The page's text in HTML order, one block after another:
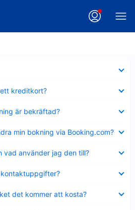
kreditkort?
är bekräftad?
min bokning via Booking.com?
vad använder jag den till?
det kommer att kosta?